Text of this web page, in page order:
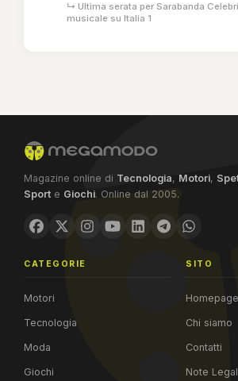
↳ Ultima serata per Sarabanda
musicale su Italia 1
Magazine online di Tecnologia, Motori,
Sport e Giochi. Online dal 2005.
CATEGORIE
Motori
Tecnologia
Moda
Giochi
SITO
Homepage
Chi siamo
Contatti
Note